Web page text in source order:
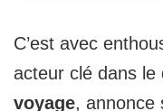
C’est avec
acteur clé dans le
voyage, annonce